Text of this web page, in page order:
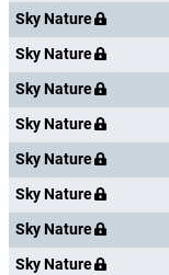
Sky Nature
Sky Nature
Sky Nature
Sky Nature
Sky Nature
Sky Nature
Sky Nature
Sky Nature